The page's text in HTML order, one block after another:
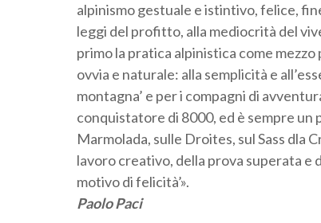
alpinismo gestuale e istintivo, felice,
leggi del profitto, alla mediocrità del
primo la pratica alpinistica come
ovvia e naturale: alla semplicità e
montagna’ e per i compagni di
conquistatore di 8000, ed è sempre
Marmolada, sulle Droites, sul Sass dla
lavoro creativo, della prova superata e
motivo di felicità’».
Paolo Paci